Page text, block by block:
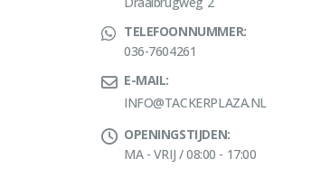
TELEFOONNUMMER:
036-7604261
E-MAIL:
INFO@TACKERPLAZA.NL
OPENINGSTIJDEN:
MA - VRIJ / 08:00 - 17:00